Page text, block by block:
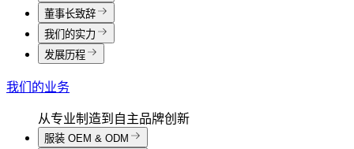
董事长致辞
我们的实力
发展历程
我们的业务
从专业制造到自主品牌创新
服装 OEM & ODM